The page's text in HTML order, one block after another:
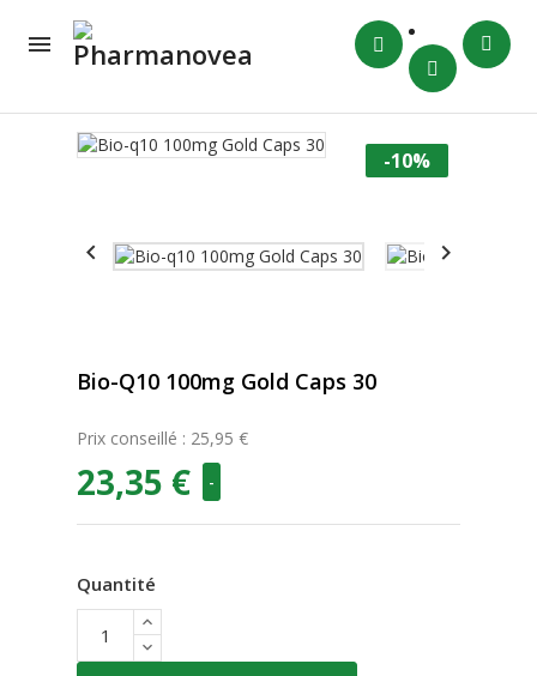

-10%
 
Bio-Q10 100mg Gold Caps 30
Prix conseillé : 25,95 €
23,35 € -
Quantité